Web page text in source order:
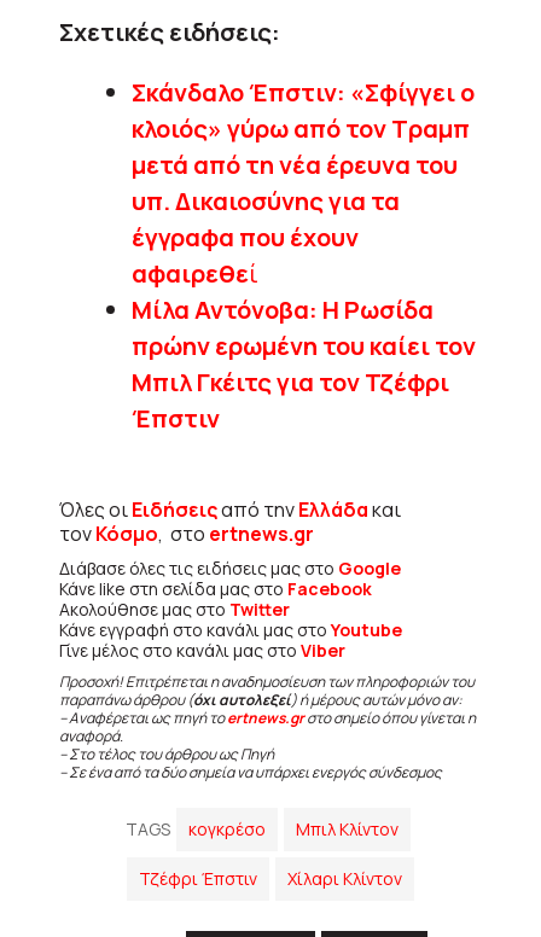
Σχετικές ειδήσεις:
Σκάνδαλο Έπστιν: «Σφίγγει ο
κλοιός» γύρω από τον Τραμπ
μετά από τη νέα έρευνα του
υπ. Δικαιοσύνης για τα
έγγραφα που έχουν
αφαιρεθεί
Μίλα Αντόνοβα: Η Ρωσίδα
πρώην ερωμένη του καίει τον
Μπιλ Γκέιτς για τον Τζέφρι
Έπστιν
Όλες οιΕιδήσειςαπό τηνΕλλάδακαι
τονΚόσμο, στο ertnews.gr
Διάβασε όλες τις ειδήσεις μας στο Google
Κάνε like στη σελίδα μας στο Facebook
Ακολούθησε μας στο Twitter
Κάνε εγγραφή στο κανάλι μας στοYoutube
Γίνε μέλος στο κανάλι μας στο Viber
Προσοχή! Επιτρέπεται η αναδημοσίευση των πληροφοριών του
παραπάνω άρθρου (όχι αυτολεξεί) ή μέρους αυτών μόνο αν:
– Αναφέρεται ως πηγή τοertnews.grστο σημείο όπου γίνεται η
αναφορά.
– Στο τέλος του άρθρου ως Πηγή
– Σε ένα από τα δύο σημεία να υπάρχει ενεργός σύνδεσμος
TAGS κογκρέσο Μπιλ Κλίντον
Τζέφρι Έπστιν Χίλαρι Κλίντον